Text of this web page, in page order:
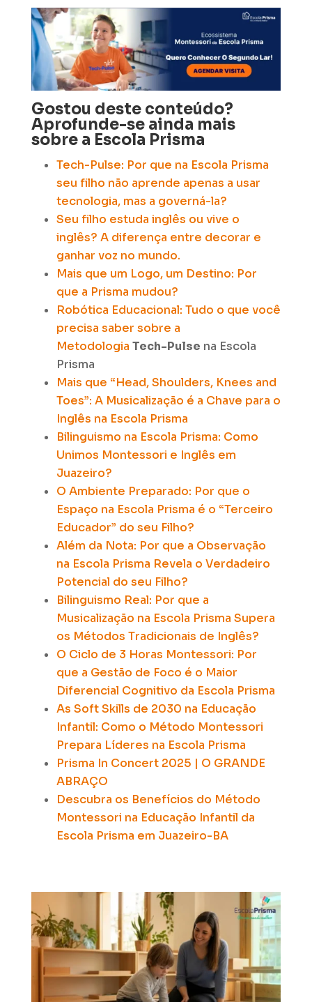
Gostou deste conteúdo?
Aprofunde-se ainda mais
sobre a Escola Prisma
Tech-Pulse: Por que na Escola Prisma
seu filho não aprende apenas a usar
tecnologia, mas a governá-la?
Seu filho estuda inglês ou vive o
inglês? A diferença entre decorar e
ganhar voz no mundo.
Mais que um Logo, um Destino: Por
que a Prisma mudou?
Robótica Educacional: Tudo o que você
precisa saber sobre a
Metodologia Tech-Pulse na Escola
Prisma
Mais que “Head, Shoulders, Knees and
Toes”: A Musicalização é a Chave para o
Inglês na Escola Prisma
Bilinguismo na Escola Prisma: Como
Unimos Montessori e Inglês em
Juazeiro?
O Ambiente Preparado: Por que o
Espaço na Escola Prisma é o “Terceiro
Educador” do seu Filho?
Além da Nota: Por que a Observação
na Escola Prisma Revela o Verdadeiro
Potencial do seu Filho?
Bilinguismo Real: Por que a
Musicalização na Escola Prisma Supera
os Métodos Tradicionais de Inglês?
O Ciclo de 3 Horas Montessori: Por
que a Gestão de Foco é o Maior
Diferencial Cognitivo da Escola Prisma
As Soft Skills de 2030 na Educação
Infantil: Como o Método Montessori
Prepara Líderes na Escola Prisma
Prisma In Concert 2025 | O GRANDE
ABRAÇO
Descubra os Benefícios do Método
Montessori na Educação Infantil da
Escola Prisma em Juazeiro-BA